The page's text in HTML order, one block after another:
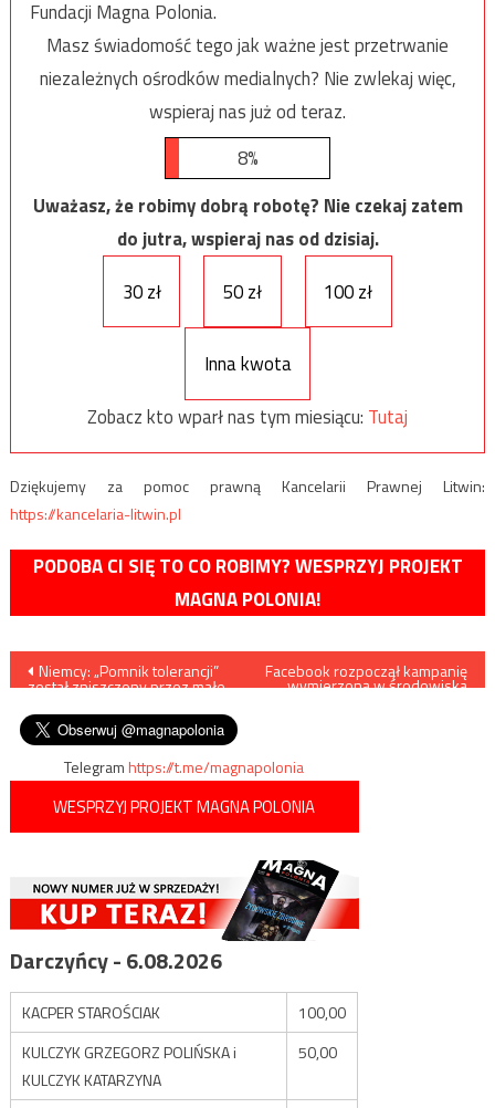
Fundacji Magna Polonia.
Masz świadomość tego jak ważne jest przetrwanie
niezależnych ośrodków medialnych? Nie zwlekaj więc,
wspieraj nas już od teraz.
8%
Uważasz, że robimy dobrą robotę? Nie czekaj zatem
do jutra, wspieraj nas od dzisiaj.
30 zł
50 zł 100 zł
Inna kwota
Zobacz kto wparł nas tym miesiącu: Tutaj
Dziękujemy za pomoc prawną Kancelarii Prawnej Litwin:
https://kancelaria-litwin.pl
PODOBA CI SIĘ TO CO ROBIMY? WESPRZYJ PROJEKT
MAGNA POLONIA!
Nawigacja
wpisu
Niemcy: „Pomnik tolerancji”
został zniszczony przez małe
Facebook rozpoczął kampanię
wymierzoną w środowiska
Telegramhttps://t.me/magnapolonia
WESPRZYJ PROJEKT MAGNA POLONIA
Darczyńcy - 6.08.2026
KACPER STAROŚCIAK
100,00
KULCZYK GRZEGORZ POLIŃSKA i
KULCZYK KATARZYNA
50,00